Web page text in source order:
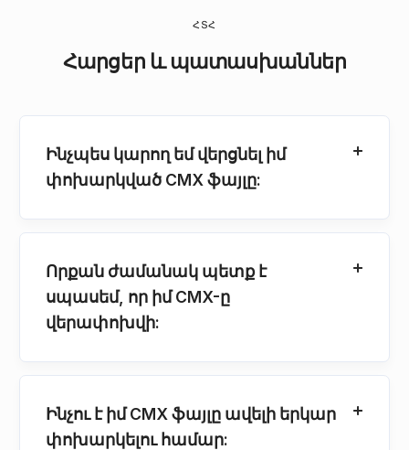
ՀՏՀ
Հարցեր և պատասխաններ
Ինչպես կարող եմ վերցնել իմ
փոխարկված CMX ֆայլը:
Որքան ժամանակ պետք է
սպասեմ, որ իմ CMX-ը
վերափոխվի:
Ինչու է իմ CMX ֆայլը ավելի երկար
փոխարկելու համար: